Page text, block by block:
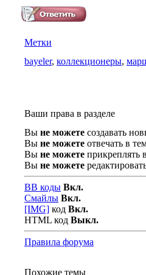
Метки
bayeler, коллекционеры,
Ваши права в разделе
Вы не можете создавать
Вы не можете отвечать в
Вы не можете прикреплять
Вы не можете
BB коды Вкл.
Смайлы Вкл.
[IMG] код Вкл.
HTML код Выкл.
Правила форума
Похожие темы